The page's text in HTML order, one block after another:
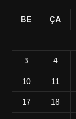
BE ÇA
3 4
10 11
17 18